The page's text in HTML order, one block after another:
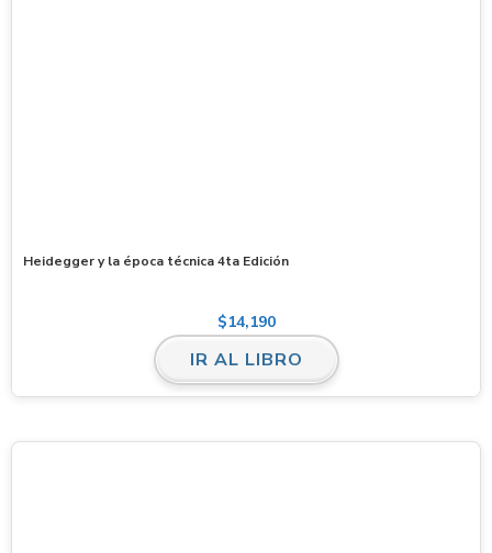
Heidegger y la época técnica 4ta Edición
$14,190
IR AL LIBRO